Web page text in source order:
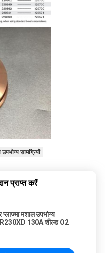
उपभोग्य सामग्रियों
प्राप्त करें
मशाल उपभोग्य
130A शील्ड O2